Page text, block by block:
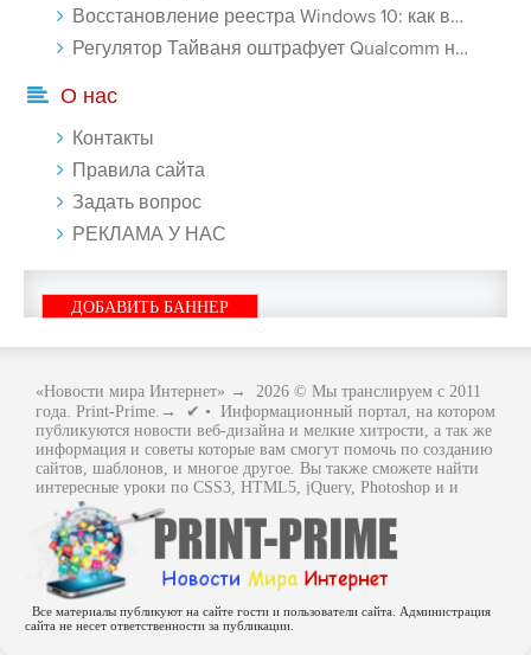
Восстановление реестра Windows 10: как восстановить реестр Виндовс 10 - «Windows»
Регулятор Тайваня оштрафует Qualcomm на $774 млн - «Новости сети»
О нас
Контакты
Правила сайта
Задать вопрос
РЕКЛАМА У НАС
ДОБАВИТЬ БАННЕР
«Новости мира Интернет» → 2026 © Мы транслируем с 2011
года. Print-Prime.→ ✔ • Информационный портал, на котором
публикуются новости веб-дизайна и мелкие хитрости, а так же
информация и советы которые вам смогут помочь по созданию
сайтов, шаблонов, и многое другое. Вы также сможете найти
интересные уроки по CSS3, HTML5, jQuery, Photoshop и и
многое другое, интересное, с интернет мира. Вся информация
размещенная на сайте предназначена исключительно в
ознакомительных целях и ошибки в учении не кто не отменял
.. Как говориться - "Не бойся, когда не знаешь: страшно, когда
знать не хочется.
Все материалы публикуют на сайте гости и пользователи сайта. Администрация
сайта не несет ответственности за публикации.